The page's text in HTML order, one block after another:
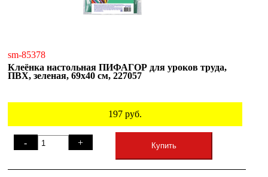
sm-85378
Клеёнка настольная ПИФАГОР для уроков труда,
ПВХ, зеленая, 69х40 см, 227057
197 руб.
- + Купить